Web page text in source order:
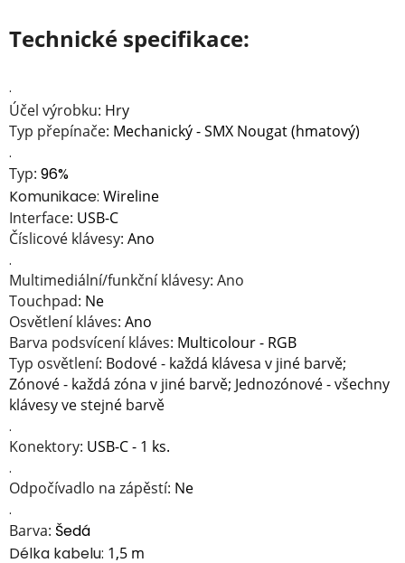
Technické specifikace:
.
Účel výrobku: Hry
Typ přepínače: Mechanický - SMX Nougat (hmatový)
.
Typ: 96%
Komunikace: Wireline
Interface: USB-C
Číslicové klávesy: Ano
.
Multimediální/funkční klávesy: Ano
Touchpad: Ne
Osvětlení kláves: Ano
Barva podsvícení kláves: Multicolour - RGB
Typ osvětlení: Bodové - každá klávesa v jiné barvě;
Zónové - každá zóna v jiné barvě; Jednozónové - všechny
klávesy ve stejné barvě
.
Konektory: USB-C - 1 ks.
.
Odpočívadlo na zápěstí: Ne
.
Barva: Šedá
Délka kabelu: 1,5 m